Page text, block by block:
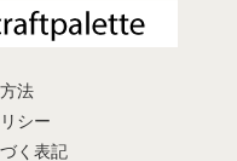
法
シー
く表記